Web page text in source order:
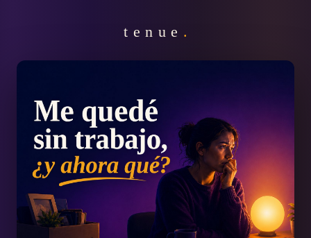
tenue .
Me
quedé
sin
trabajo,
¿y
ahora
qué?